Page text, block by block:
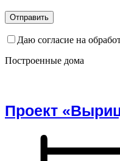
Даю согласие на
Построенные дома
Проект